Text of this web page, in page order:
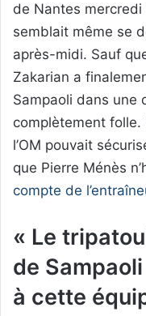
de Nantes
semblait même se
après-midi. Sauf
Zakarian a
Sampaoli dans une
complètement folle.
l’OM pouvait
que Pierre Ménès
compte de
« Le
de
à cette